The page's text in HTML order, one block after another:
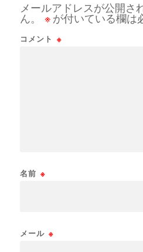
メールアドレスが公開さ
ん。
※ が付いている欄は
コメント ※
名前 ※
メール ※